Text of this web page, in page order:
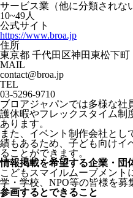
サービス業（他に分類されな
10~49人
公式サイト
https://www.broa.jp
住所
東京都 千代田区神田東松下
MAIL
contact@broa.jp
TEL
03-5296-9710
ブロアジャパンでは多様な社
護休暇やフレックスタイム制
あります。
また、イベント制作会社とし
績もあるため、子ども向けイ
ることができます。
情報掲載を希望する企業・団
こどもスマイルムーブメント
学・学校、NPO等の皆様を募
参画するとできること